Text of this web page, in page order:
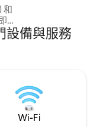
和
型泳池 • 享有萬豪
樂部 🏋️‍♀️健身|🅿️免費停車位|🔒 24小時保全
設備與服務
Wi-Fi